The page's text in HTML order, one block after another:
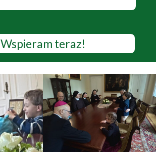
Wspieram teraz!